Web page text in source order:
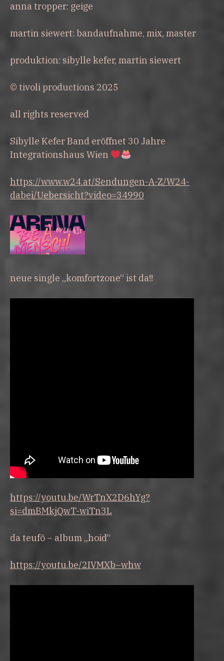
anna tropper: geige
martin siewert: bandaufnahme, mix, master
produktion: sibylle kefer, martin siewert
© tivoli productions 2025
all rights reserved
Sibylle Kefer Band eröffnet 30 Jahre
Integrationshaus Wien
https://www.w24.at/Sendungen-A-Z/W24-
dabei/Uebersicht?video=34990
neue single „komfortzone“ ist da!!
https://youtu.be/WrTnX2D6hYg?
si=dmBMkjQwT-wiTn3L
da teufö – album „hoid“
https://youtu.be/2IVMXb–whw